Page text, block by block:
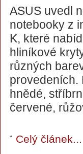
ASUS uvedl
notebooky z
K, které
hliníkové
různých
provedeních.
hnědé,
červené,
Celý článek...